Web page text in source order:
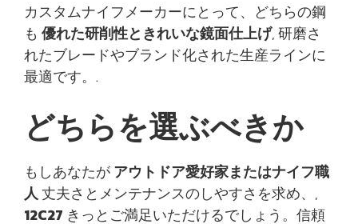
カスタムナイフメーカーにとって、どちらの鋼
も 優れた研削性ときれいな鏡面仕上げ, 研磨さ
れたブレードやブランド化された生産ラインに
最適です。.
どちらを選ぶべきか
もしあなたがアウトドア愛好家またはナイフ職
人丈夫さとメンテナンスのしやすさを求め、,
12C27 きっとご満足いただけるでしょう。信頼